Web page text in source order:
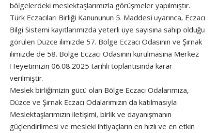
bölgelerdeki meslektaşlarımızla görüşmeler yapılmıştır.
Türk Eczacıları Birliği Kanununun 5. Maddesi uyarınca, Eczacı
Bilgi Sistemi kayıtlarımızda yeterli üye sayısına sahip olduğu
görülen Düzce ilimizde 57. Bölge Eczacı Odasının ve Şırnak
ilimizde de 58. Bölge Eczacı Odasının kurulmasına Merkez
Heyetimizin 06.08.2025 tarihli toplantısında karar
verilmiştir.
Meslek birliğimizin gücü olan Bölge Eczacı Odalarımıza,
Düzce ve Şırnak Eczacı Odalarımızın da katılmasıyla
Meslektaşlarımızın iletişimi, birlik ve dayanışmanın
güçlendirilmesi ve mesleki ihtiyaçların en hızlı ve en etkin